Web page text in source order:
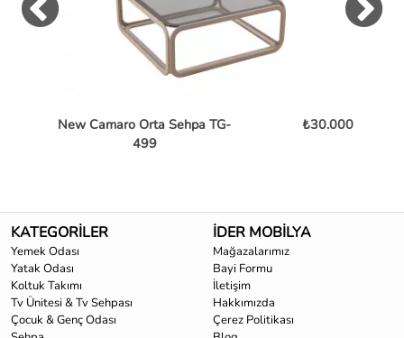
New Camaro Orta Sehpa TG-
499
₺30.000
KATEGORİLER
Yemek Odası
Yatak Odası
Koltuk Takımı
Tv Ünitesi & Tv Sehpası
Çocuk & Genç Odası
İDER MOBİLYA
Mağazalarımız
Bayi Formu
İletişim
Hakkımızda
Çerez Politikası